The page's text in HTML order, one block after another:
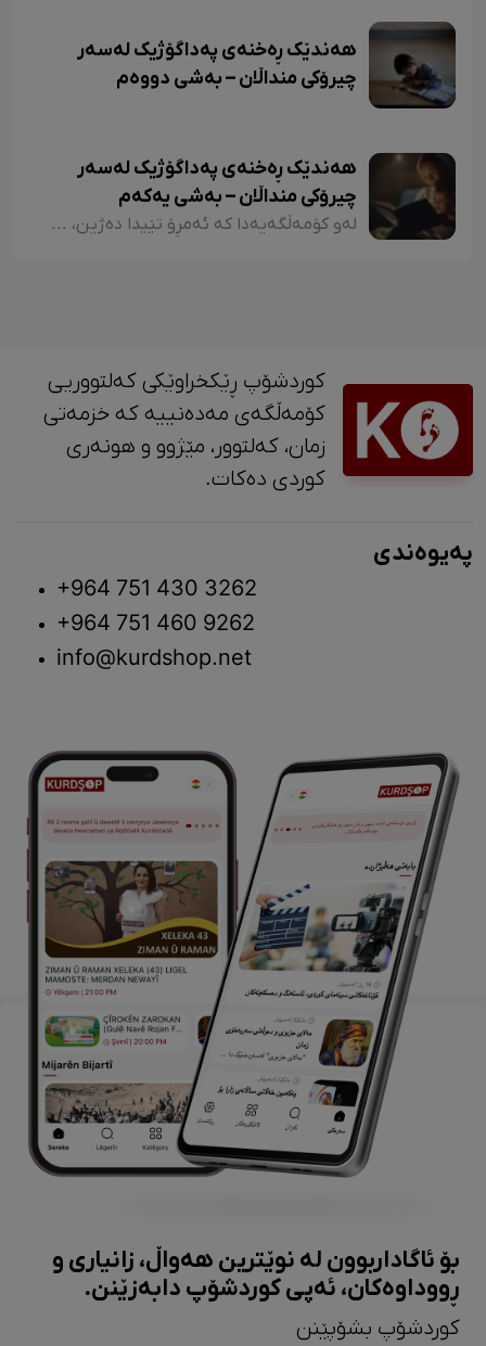
هەندێک ڕەخنەی پەداگۆژیک لەسەر
چیرۆکی منداڵان – بەشی دووەم
هەندێک ڕەخنەی پەداگۆژیک لەسەر
چیرۆکی منداڵان – بەشی یەکەم
لەو کۆمەڵگەیەدا کە ئەمڕۆ تێیدا دەژین، هەرچەندە دەبینین ئەدەبی کوردی لە گەشەکردندایە، بەتایبەتی ئەدەبی منداڵان، بەڵام زۆربەی چیرۆکەکانی منداڵان لایەنی لاوازی زۆریان هەیە کە کاریگەرییان لەسەر دەروونی منداڵان هەیە و دەبنە کێشە.
کوردشۆپ ڕێکخراوێکی کەلتووریی
کۆمەڵگەی مەدەنییە کە خزمەتی
زمان، کەلتوور، مێژوو و ‎هونەری
کوردی دەکات.
پەیوەندی
+964 751 430 3262
+964 751 460 9262
info@kurdshop.net
بۆ ئاگاداربوون لە نوێترین هەواڵ، زانیاری و
ڕووداوەکان، ئەپی کوردشۆپ دابەزێنن.
کوردشۆپ بشۆپێنن